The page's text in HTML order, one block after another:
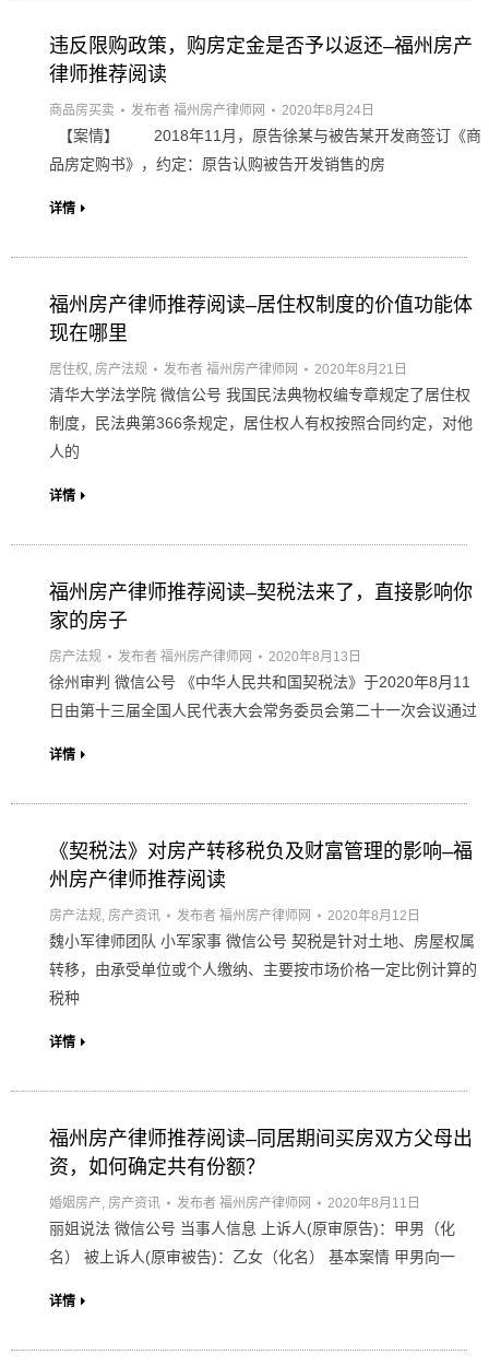
违反限购政策，购房定金是否予以返还–福州房产
律师推荐阅读
商品房买卖 发布者 福州房产律师网 2020年8月24日
【案情】 2018年11月，原告徐某与被告某开发商签订《商
品房定购书》，约定：原告认购被告开发销售的房
详情
福州房产律师推荐阅读–居住权制度的价值功能体
现在哪里
居住权, 房产法规 发布者 福州房产律师网 2020年8月21日
清华大学法学院 微信公号 我国民法典物权编专章规定了居住权
制度，民法典第366条规定，居住权人有权按照合同约定，对他
人的
详情
福州房产律师推荐阅读–契税法来了，直接影响你
家的房子
房产法规 发布者 福州房产律师网 2020年8月13日
徐州审判 微信公号 《中华人民共和国契税法》于2020年8月11
日由第十三届全国人民代表大会常务委员会第二十一次会议通过
详情
《契税法》对房产转移税负及财富管理的影响–福
州房产律师推荐阅读
房产法规, 房产资讯 发布者 福州房产律师网 2020年8月12日
魏小军律师团队 小军家事 微信公号 契税是针对土地、房屋权属
转移，由承受单位或个人缴纳、主要按市场价格一定比例计算的
税种
详情
福州房产律师推荐阅读–同居期间买房双方父母出
资，如何确定共有份额？
婚姻房产, 房产资讯 发布者 福州房产律师网 2020年8月11日
丽姐说法 微信公号 当事人信息 上诉人(原审原告)：甲男（化
名） 被上诉人(原审被告)：乙女（化名） 基本案情 甲男向一
详情